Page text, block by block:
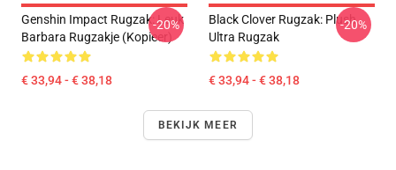
Genshin Impact Rugzak: Leuk
Barbara Rugzakje (kopieer)
€ 33,94 - € 38,18
-20%
Black Clover Rugzak: Plush
Ultra Rugzak
€ 33,94 - € 38,18
-20%
BEKIJK MEER